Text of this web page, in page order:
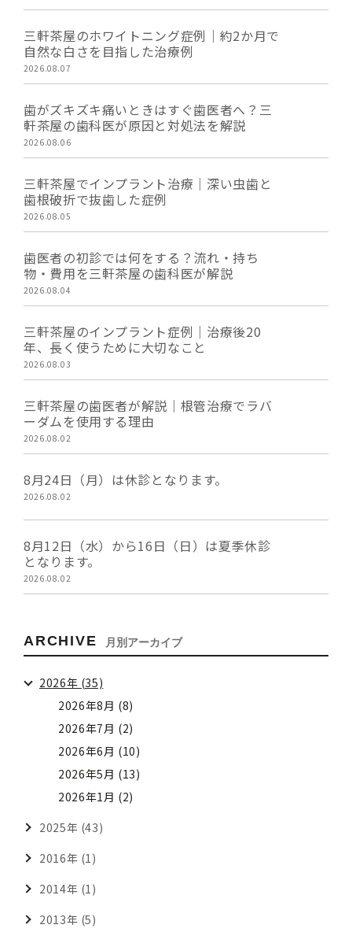
三軒茶屋のホワイトニング症例｜約2か月で
自然な白さを目指した治療例
2026.08.07
歯がズキズキ痛いときはすぐ歯医者へ？三
軒茶屋の歯科医が原因と対処法を解説
2026.08.06
三軒茶屋でインプラント治療｜深い虫歯と
歯根破折で抜歯した症例
2026.08.05
歯医者の初診では何をする？流れ・持ち
物・費用を三軒茶屋の歯科医が解説
2026.08.04
三軒茶屋のインプラント症例｜治療後20
年、長く使うために大切なこと
2026.08.03
三軒茶屋の歯医者が解説｜根管治療でラバ
ーダムを使用する理由
2026.08.02
8月24日（月）は休診となります。
2026.08.02
8月12日（水）から16日（日）は夏季休診
となります。
2026.08.02
ARCHIVE 月別アーカイブ
2026年 (35)
2026年8月 (8)
2026年7月 (2)
2026年6月 (10)
2026年5月 (13)
2026年1月 (2)
2025年 (43)
2016年 (1)
2014年 (1)
2013年 (5)